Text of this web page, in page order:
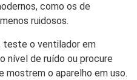
como os de
ruidosos.
teste o ventilador em
nível de ruído ou procure
mostrem o aparelho em uso.